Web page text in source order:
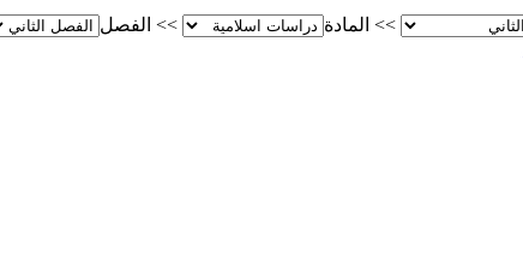
>> المادة >> الفصل